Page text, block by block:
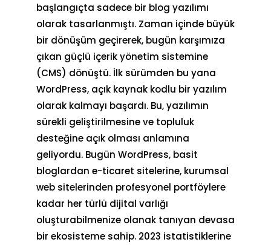
başlangıçta sadece bir blog yazılımı
olarak tasarlanmıştı. Zaman içinde büyük
bir dönüşüm geçirerek, bugün karşımıza
çıkan güçlü içerik yönetim sistemine
(CMS) dönüştü. İlk sürümden bu yana
WordPress, açık kaynak kodlu bir yazılım
olarak kalmayı başardı. Bu, yazılımın
sürekli geliştirilmesine ve topluluk
desteğine açık olması anlamına
geliyordu. Bugün WordPress, basit
bloglardan e-ticaret sitelerine, kurumsal
web sitelerinden profesyonel portföylere
kadar her türlü dijital varlığı
oluşturabilmenize olanak tanıyan devasa
bir ekosisteme sahip. 2023 istatistiklerine